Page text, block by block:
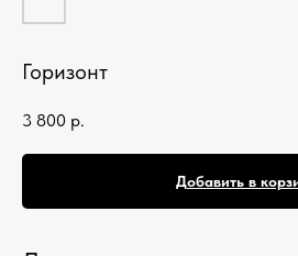
Горизонт
3 800 р.
Добавить в